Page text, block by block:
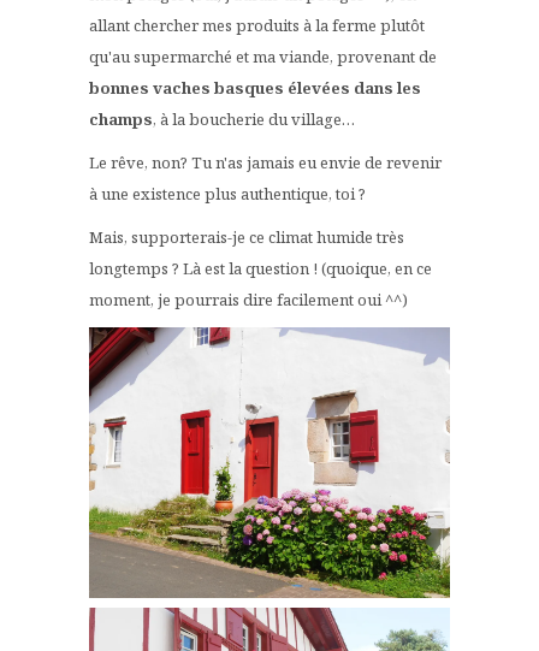
allant chercher mes produits à la ferme plutôt
qu'au supermarché et ma viande, provenant de
bonnes vaches basques élevées dans les
champs, à la boucherie du village…
Le rêve, non? Tu n'as jamais eu envie de revenir
à une existence plus authentique, toi ?
Mais, supporterais-je ce climat humide très
longtemps ? Là est la question ! (quoique, en ce
moment, je pourrais dire facilement oui ^^)